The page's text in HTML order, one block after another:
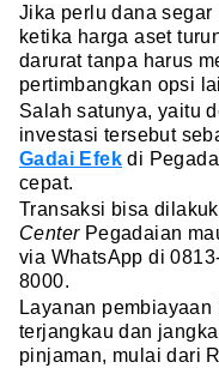
Jika perlu dana segar
ketika harga aset
darurat tanpa harus
pertimbangkan opsi
Salah satunya, yaitu
investasi tersebut
Gadai Efek di
cepat.
Transaksi bisa
Center Pegadaian
via WhatsApp di
8000.
Layanan pembiayaan
terjangkau dan
pinjaman, mulai dari